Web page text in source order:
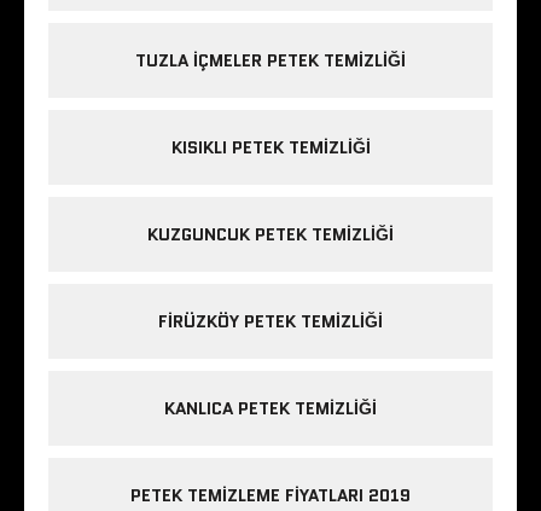
TUZLA IÇMELER PETEK TEMIZLIĞI
KISIKLI PETEK TEMIZLIĞI
KUZGUNCUK PETEK TEMIZLIĞI
FIRÜZKÖY PETEK TEMIZLIĞI
KANLICA PETEK TEMIZLIĞI
PETEK TEMIZLEME FIYATLARI 2019